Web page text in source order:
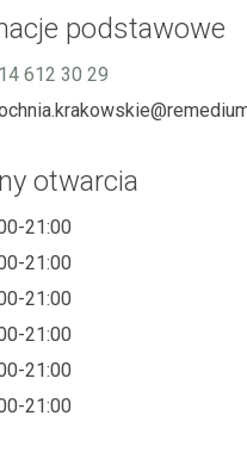
podstawowe
14 612 30 29
otwarcia
21:00
21:00
21:00
21:00
21:00
21:00